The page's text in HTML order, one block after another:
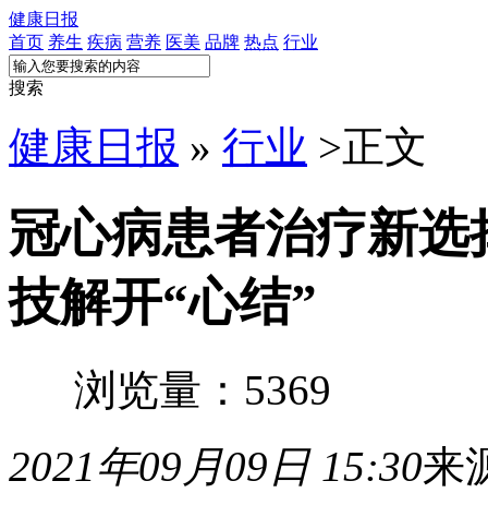
健康日报
首页 养生 疾病 营养 医美 品牌 热点 行业
搜索
健康日报 » 行业 >正文
冠心病患者治疗新
技解开“心结”
浏览量：5369
2021年09月09日 15:30来